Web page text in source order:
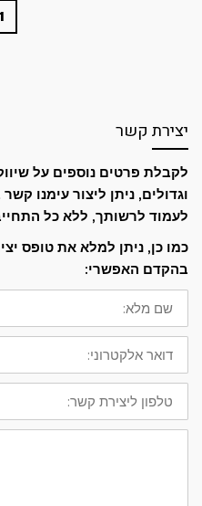
יצירת קשר
לקבלת פרטים נוספים על
לעמוד לרשותך, ללא כל
כמו כן, ניתן למלא את טופס
בהקדם האפשרי:
שם
מלא:
דואר
אלקטרוני:
טלפון
ליצירת
קשר:
ההודעה